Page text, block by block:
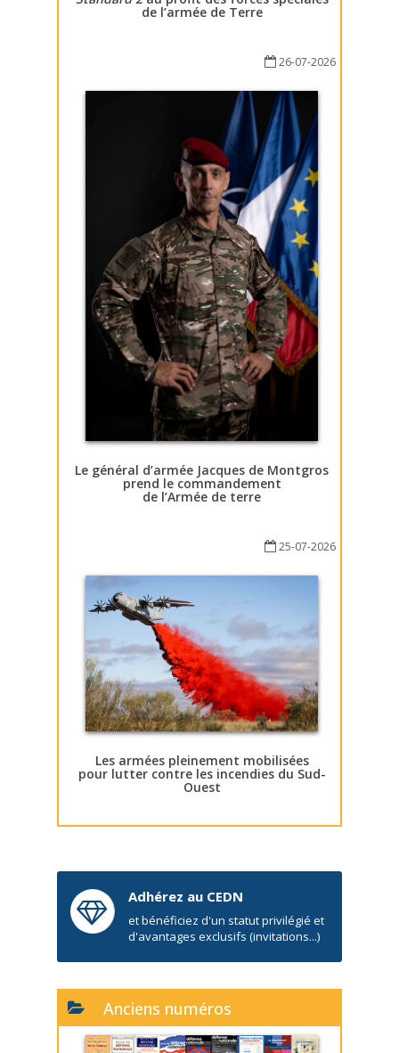
de l’armée de Terre
26-07-2026
Le général d’armée Jacques de Montgros
prend le commandement
de l’Armée de terre
25-07-2026
Les armées pleinement mobilisées
pour lutter contre les incendies du Sud-
Ouest
Adhérez au CEDN
et bénéficiez d'un statut privilégié et
d'avantages exclusifs (invitations...)
Anciens numéros